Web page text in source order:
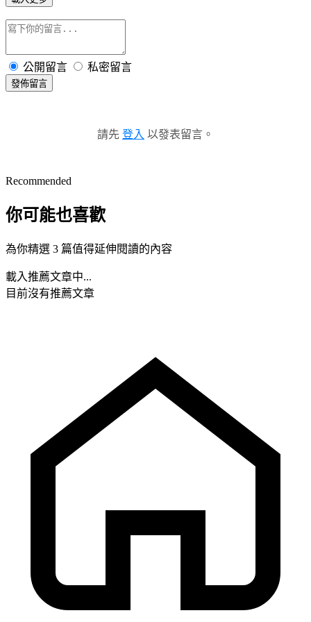
公開留言 私密留言
發佈留言
請先 登入 以發表留言。
Recommended
你可能也喜歡
為你精選 3 篇值得延伸閱讀的內容
載入推薦文章中...
目前沒有推薦文章